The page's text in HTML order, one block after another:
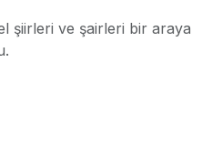
şiirleri ve şairleri bir araya